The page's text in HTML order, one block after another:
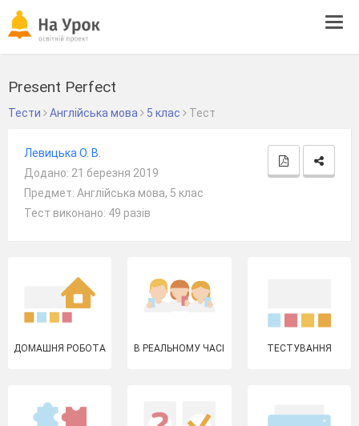
Present Perfect
Тести Англійська мова 5 клас Тест
Левицька О. В.
Додано: 21 березня 2019
Предмет: Англійська мова, 5 клас
Тест виконано: 49 разів
ДОМАШНЯ РОБОТА В РЕАЛЬНОМУ ЧАСІ ТЕСТУВАННЯ